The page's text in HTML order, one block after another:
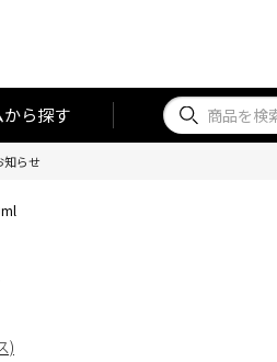
から探す
知らせ
)